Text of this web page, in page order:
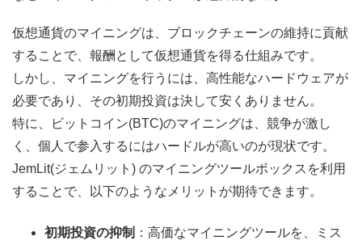
仮想通貨のマイニングは、ブロックチェーンの維持に貢献
することで、報酬として仮想通貨を得る仕組みです。
しかし、マイニングを行うには、高性能なハードウェアが
必要であり、その初期投資は決して安くありません。
特に、ビットコイン(BTC)のマイニングは、競争が激し
く、個人で参入するにはハードルが高いのが現状です。
JemLit(ジェムリット) のマイニングツールボックスを利用
することで、以下のようなメリットが期待できます。
初期投資の抑制 ：高価なマイニングツールを、ミス